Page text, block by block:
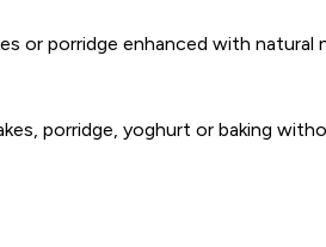
or porridge enhanced with
porridge, yoghurt or baking